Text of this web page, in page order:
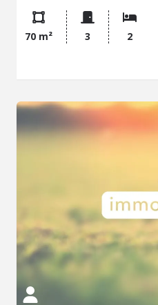
douche, d'un WC
avec possibilité d'en créer
cave complète ce bien.
collectif inclus) Gardien
tramway Montempoivre
70 m² 3 2